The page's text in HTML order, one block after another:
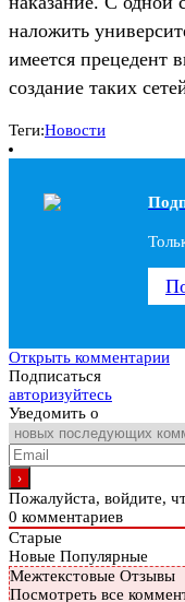
наложить
имеется прецедент
создание таких
Теги:Новости
Открыть комментарии
Подписаться
авторизуйтесь
Уведомить о
Пожалуйста, войдите,
0 комментариев
Старые
Новые Популярные
Межтекстовые Отзывы
Посмотреть все